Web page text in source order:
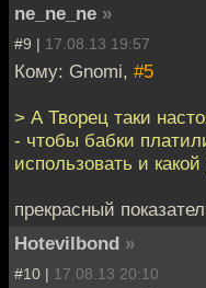
ne_ne_ne »
#9 | 17.08.13 19:57
Кому: Gnomi, #5
> А Творец таки
- чтобы бабки
использовать и
прекрасный
Hotevilbond »
#10 | 17.08.13 20:10